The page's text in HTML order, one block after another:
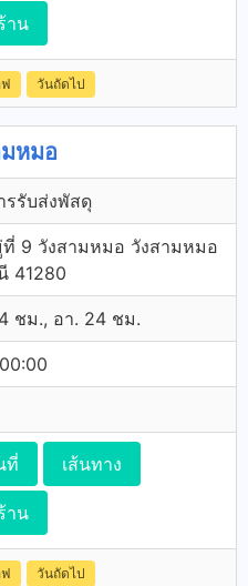
าน
วันถัดไป
หมอ
รรับส่งพัสดุ
9 วังสามหมอ วังสามหมอ
41280
ชม., อา. 24 ชม.
ที่ เส้นทาง
าน
วันถัดไป